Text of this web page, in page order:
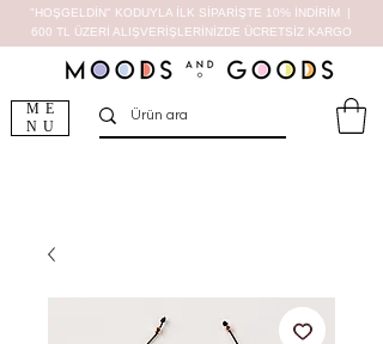
ME
NU
"HOŞGELDİN" KODUYLA İLK SİPARİŞTE 10% İNDİRİM |
600 TL ÜZERİ ALIŞVERİŞLERİNİZDE ÜCRETSİZ KARGO